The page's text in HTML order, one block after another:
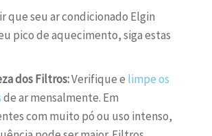
que seu ar condicionado Elgin
pico de aquecimento, siga estas
dos Filtros:Verifique e limpe os
de ar mensalmente. Em
com muito pó ou uso intenso,